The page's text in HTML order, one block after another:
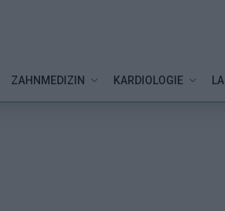
ZAHNMEDIZIN KARDIOLOGIE